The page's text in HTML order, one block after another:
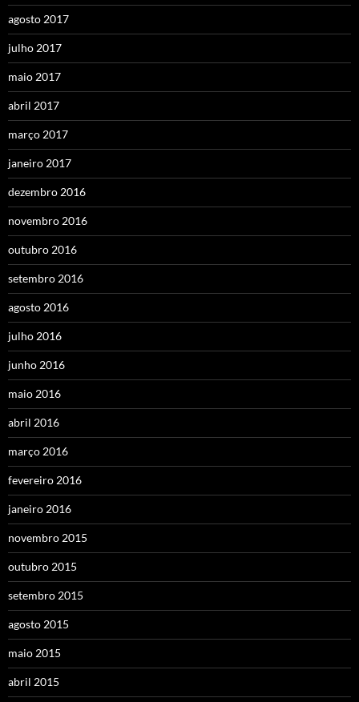
agosto 2017
julho 2017
maio 2017
abril 2017
março 2017
janeiro 2017
dezembro 2016
novembro 2016
outubro 2016
setembro 2016
agosto 2016
julho 2016
junho 2016
maio 2016
abril 2016
março 2016
fevereiro 2016
janeiro 2016
novembro 2015
outubro 2015
setembro 2015
agosto 2015
maio 2015
abril 2015